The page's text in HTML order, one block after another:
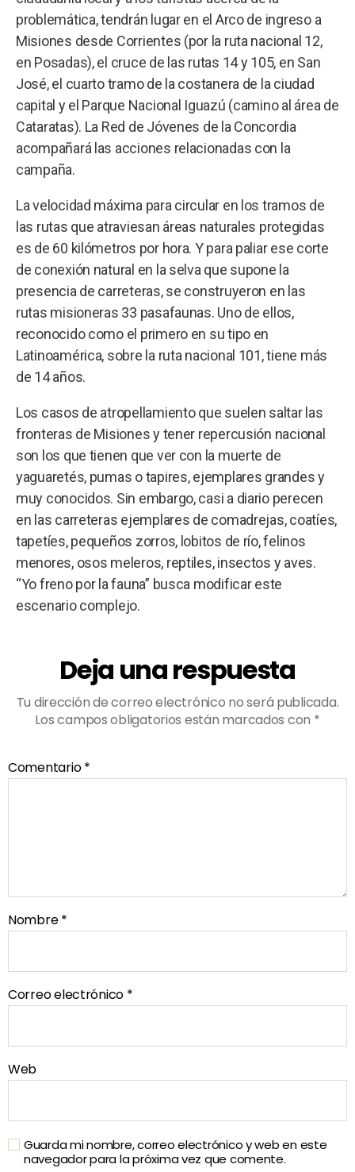
problemática, tendrán lugar en el Arco de ingreso a
Misiones desde Corrientes (por la ruta nacional 12,
en Posadas), el cruce de las rutas 14 y 105, en San
José, el cuarto tramo de la costanera de la ciudad
capital y el Parque Nacional Iguazú (camino al área de
Cataratas). La Red de Jóvenes de la Concordia
acompañará las acciones relacionadas con la
campaña.
La velocidad máxima para circular en los tramos de
las rutas que atraviesan áreas naturales protegidas
es de 60 kilómetros por hora. Y para paliar ese corte
de conexión natural en la selva que supone la
presencia de carreteras, se construyeron en las
rutas misioneras 33 pasafaunas. Uno de ellos,
reconocido como el primero en su tipo en
Latinoamérica, sobre la ruta nacional 101, tiene más
de 14 años.
Los casos de atropellamiento que suelen saltar las
fronteras de Misiones y tener repercusión nacional
son los que tienen que ver con la muerte de
yaguaretés, pumas o tapires, ejemplares grandes y
muy conocidos. Sin embargo, casi a diario perecen
en las carreteras ejemplares de comadrejas, coatíes,
tapetíes, pequeños zorros, lobitos de río, felinos
menores, osos meleros, reptiles, insectos y aves.
“Yo freno por la fauna” busca modificar este
escenario complejo.
Deja una respuesta
Tu dirección de correo electrónico no será publicada.
Los campos obligatorios están marcados con *
Comentario*
Nombre*
Correo electrónico *
Web
Guarda mi nombre, correo electrónico y web en este
navegador para la próxima vez que comente.